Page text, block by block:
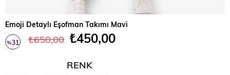
Emoji Detaylı Eşofman Takımı Mavi
%31 ₺650,00 ₺450,00
RENK